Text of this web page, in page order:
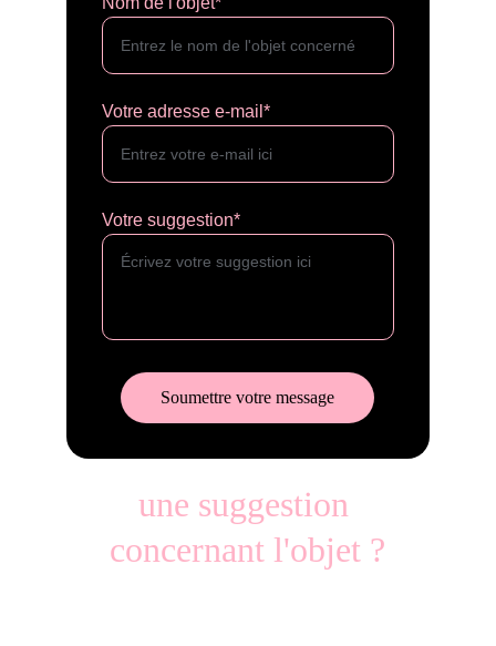
Votre adresse e-mail*
Votre suggestion*
Soumettre votre message
une suggestion
concernant l'objet ?